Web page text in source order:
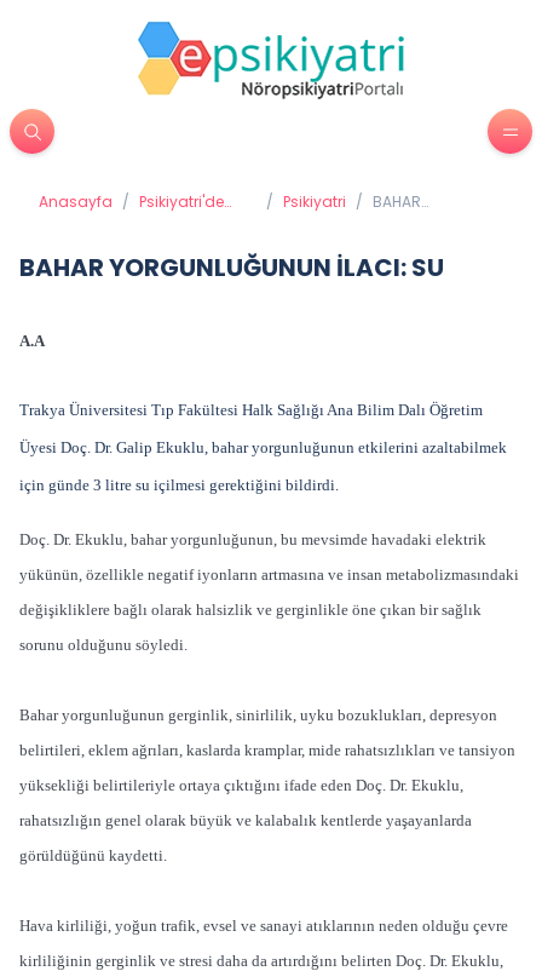
Anasayfa / Psikiyatri'de
/ Psikiyatri / BAHAR
BAHAR YORGUNLUĞUNUN İLACI: SU
A.A
Trakya Üniversitesi Tıp Fakültesi Halk Sağlığı Ana Bilim Dalı Öğretim
Üyesi Doç. Dr. Galip Ekuklu, bahar yorgunluğunun etkilerini azaltabilmek
için günde 3 litre su içilmesi gerektiğini bildirdi.
Doç. Dr. Ekuklu, bahar yorgunluğunun, bu mevsimde havadaki elektrik
yükünün, özellikle negatif iyonların artmasına ve insan metabolizmasındaki
değişikliklere bağlı olarak halsizlik ve gerginlikle öne çıkan bir sağlık
sorunu olduğunu söyledi.
Bahar yorgunluğunun gerginlik, sinirlilik, uyku bozuklukları, depresyon
belirtileri, eklem ağrıları, kaslarda kramplar, mide rahatsızlıkları ve tansiyon
yüksekliği belirtileriyle ortaya çıktığını ifade eden Doç. Dr. Ekuklu,
rahatsızlığın genel olarak büyük ve kalabalık kentlerde yaşayanlarda
görüldüğünü kaydetti.
Hava kirliliği, yoğun trafik, evsel ve sanayi atıklarının neden olduğu çevre
kirliliğinin gerginlik ve stresi daha da artırdığını belirten Doç. Dr. Ekuklu,